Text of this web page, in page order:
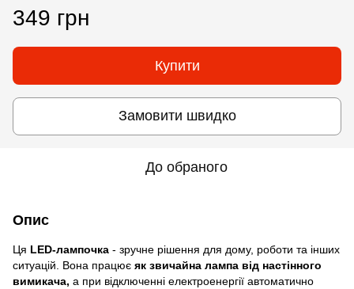
349 грн
Купити
Замовити швидко
До обраного
Опис
Ця LED-лампочка - зручне рішення для дому, роботи та інших
ситуацій. Вона працює як звичайна лампа від настінного
вимикача, а при відключенні електроенергії автоматично